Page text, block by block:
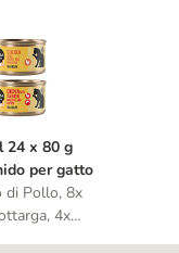
snack
24 x 80 g Alimento
24 x 80 g
per gatto
di Pollo, 8x
4x